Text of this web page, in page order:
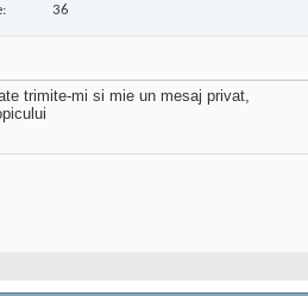
36
trimite-mi si mie un mesaj privat,